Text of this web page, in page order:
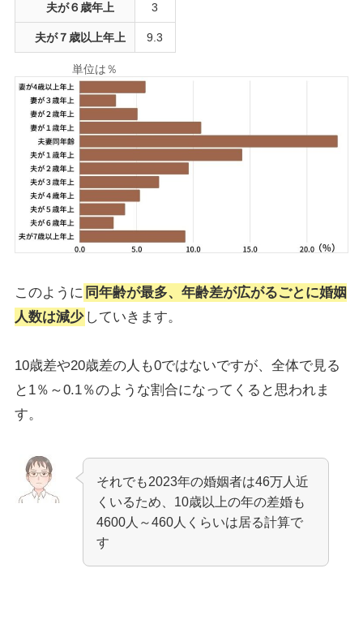
夫が６歳年上 3
夫が７歳以上年上 9.3
単位は％
このように 同年齢が最多、年齢差が広がるごとに婚姻
人数は減少 していきます。
10歳差や20歳差の人も0ではないですが、全体で見る
と1％～0.1％のような割合になってくると思われま
す。
それでも2023年の婚姻者は46万人近
くいるため、10歳以上の年の差婚も
4600人～460人くらいは居る計算で
す